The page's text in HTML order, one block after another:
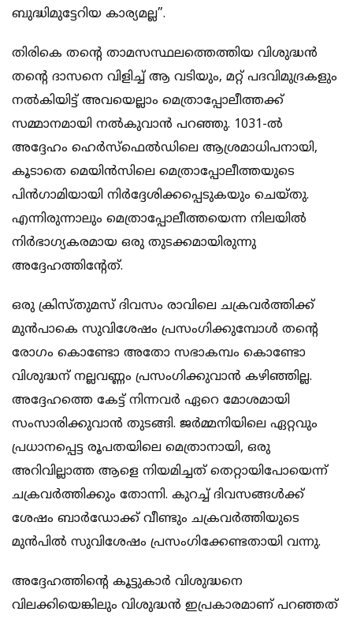
ബുദ്ധിമുട്ടേറിയ കാര്യമല്ല”.
തിരികെ തന്റെ താമസസ്ഥലത്തെത്തിയ വിശുദ്ധന്‍
തന്റെ ദാസനെ വിളിച്ച്‌ ആ വടിയും, മറ്റ് പദവിമുദ്രകളും
നല്‍കിയിട്ട് അവയെല്ലാം മെത്രാപ്പോലീത്തക്ക്
സമ്മാനമായി നല്‍കുവാന്‍ പറഞ്ഞു. 1031-ല്‍
അദ്ദേഹം ഹെര്‍സ്ഫെല്‍ഡിലെ ആശ്രമാധിപനായി,
കൂടാതെ മെയിന്‍സിലെ മെത്രാപ്പോലീത്തയുടെ
പിന്‍ഗാമിയായി നിര്‍ദ്ദേശിക്കപ്പെടുകയും ചെയ്തു.
എന്നിരുന്നാലും മെത്രാപ്പോലീത്തയെന്ന നിലയില്‍
നിര്‍ഭാഗ്യകരമായ ഒരു തുടക്കമായിരുന്നു
അദ്ദേഹത്തിന്റേത്.
ഒരു ക്രിസ്തുമസ് ദിവസം രാവിലെ ചക്രവര്‍ത്തിക്ക്
മുന്‍പാകെ സുവിശേഷം പ്രസംഗിക്കുമ്പോള്‍ തന്റെ
രോഗം കൊണ്ടോ അതോ സഭാകമ്പം കൊണ്ടോ
വിശുദ്ധന് നല്ലവണ്ണം പ്രസംഗിക്കുവാന്‍ കഴിഞ്ഞില്ല.
അദ്ദേഹത്തെ കേട്ട് നിന്നവര്‍ ഏറെ മോശമായി
സംസാരിക്കുവാന്‍ തുടങ്ങി. ജര്‍മ്മനിയിലെ ഏറ്റവും
പ്രധാനപ്പെട്ട രൂപതയിലെ മെത്രാനായി, ഒരു
അറിവില്ലാത്ത ആളെ നിയമിച്ചത്‌ തെറ്റായിപോയെന്ന്‍
ചക്രവര്‍ത്തിക്കും തോന്നി. കുറച്ച് ദിവസങ്ങള്‍ക്ക്
ശേഷം ബാര്‍ഡോക്ക് വീണ്ടും ചക്രവര്‍ത്തിയുടെ
മുന്‍പില്‍ സുവിശേഷം പ്രസംഗിക്കേണ്ടതായി വന്നു.
അദ്ദേഹത്തിന്റെ കൂട്ടുകാര്‍ വിശുദ്ധനെ
വിലക്കിയെങ്കിലും വിശുദ്ധന്‍ ഇപ്രകാരമാണ് പറഞ്ഞത്‌